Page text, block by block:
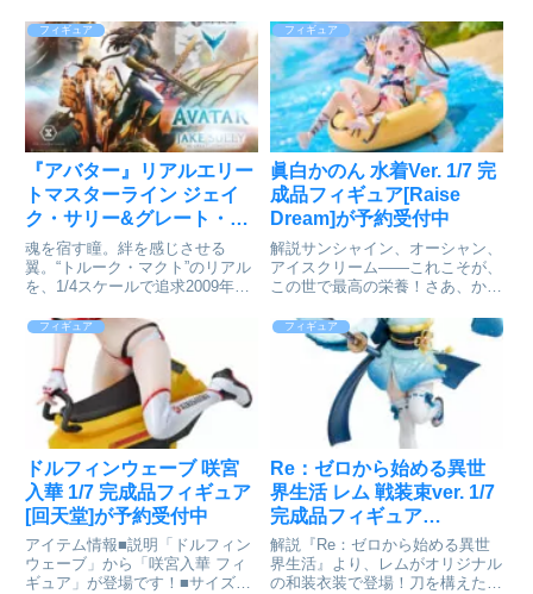
魅力的に再現いたしました。単体
だけでなく、同シリーズで展開し
ている「蛍」や「バーバラ」と並
べ...
かせる！進撃の巨人_るかっぷ ハ
ンジ・ゾエ(C)諫山創・講談社／
「進撃の巨人」The Final Season
製作委員会...
フィギュア
『アバター』リアルエリー
トマスターライン ジェイ
ク・サリー&グレート・レ
オノプテリクス アバター
レガシーコレクション DX
版が予約受付開始
魂を宿す瞳。絆を感じさせる
翼。“トルーク・マクト”のリアル
を、1/4スケールで追求2009年公
ー』より、「ジェイク・サリー＆
グレート・レオノプテリクス」が
リアルエリートマスターラインに
登場。愛するものを守るため、...
フィギュア
眞白かのん 水着Ver. 1/7 完
成品フィギュア[Raise
Dream]が予約受付中
解説サンシャイン、オーシャン、
アイスクリーム――これこそが、
この世で最高の栄養！さあ、かの
な夏を楽しもう！『眞白かのん』​
001_Raise Dream 水着V​er. 1/7ス
ケール塗装済完成品フィギュア©
フィギュア
ドルフィンウェーブ 咲宮
入華 1/7 完成品フィギュア
[回天堂]が予約受付中
アイテム情報■説明「ドルフィン
ウェーブ」から「咲宮入華 フィ
ギュア」が登場です！■サイズ全
フィギュア
Re：ゼロから始める異世
界生活 レム 戦装束ver. 1/7
完成品フィギュア
[KADOKAWA]が予約受付
開始
解説『Re：ゼロから始める異世
界生活』より、レムがオリジナル
の和装衣装で登場！刀を構えたポ